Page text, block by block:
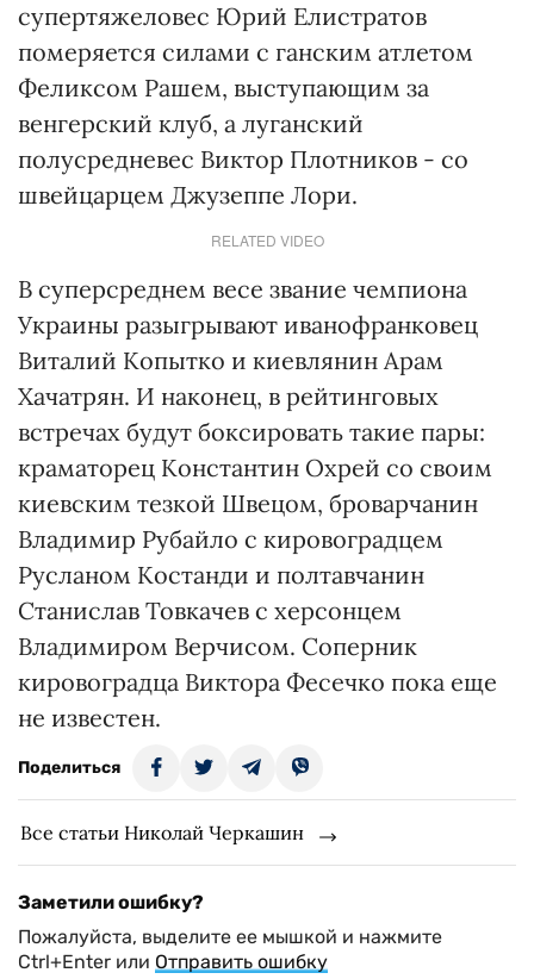
супертяжеловес Юрий Елистратов
померяется силами с ганским атлетом
Феликсом Рашем, выступающим за
венгерский клуб, а луганский
полусредневес Виктор Плотников - со
швейцарцем Джузеппе Лори.
RELATED VIDEO
В суперсреднем весе звание чемпиона
Украины разыгрывают иванофранковец
Виталий Копытко и киевлянин Арам
Хачатрян. И наконец, в рейтинговых
встречах будут боксировать такие пары:
краматорец Константин Охрей со своим
киевским тезкой Швецом, броварчанин
Владимир Рубайло с кировоградцем
Русланом Костанди и полтавчанин
Станислав Товкачев с херсонцем
Владимиром Верчисом. Соперник
кировоградца Виктора Фесечко пока еще
не известен.
Поделиться
Все статьи Николай Черкашин
Заметили ошибку?
Пожалуйста, выделите ее мышкой и нажмите
Ctrl+Enter или Отправить ошибку